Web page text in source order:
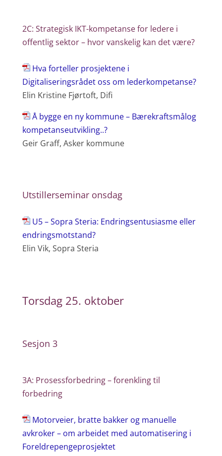
2C: Strategisk IKT-kompetanse for ledere i
offentlig sektor – hvor vanskelig kan det være?
Hva forteller prosjektene i
Digitaliseringsrådet oss om lederkompetanse?
Elin Kristine Fjørtoft, Difi
Å bygge en ny kommune – Bærekraftsmålog
kompetanseutvikling..?
Geir Graff, Asker kommune
Utstillerseminar onsdag
U5 – Sopra Steria: Endringsentusiasme eller
endringsmotstand?
Elin Vik, Sopra Steria
Torsdag 25. oktober
Sesjon 3
3A: Prosessforbedring – forenkling til
forbedring
Motorveier, bratte bakker og manuelle
avkroker – om arbeidet med automatisering i
Foreldrepengeprosjektet